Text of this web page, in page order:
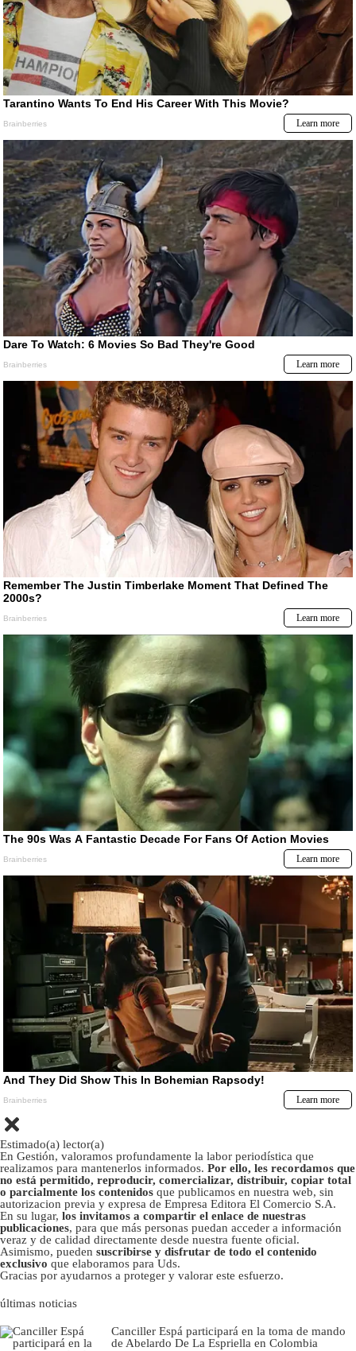
Estimado(a) lector(a)
En Gestión, valoramos profundamente la labor periodística que
realizamos para mantenerlos informados. Por ello, les recordamos que
no está permitido, reproducir, comercializar, distribuir, copiar total
o parcialmente los contenidos que publicamos en nuestra web, sin
autorizacion previa y expresa de Empresa Editora El Comercio S.A.
En su lugar, los invitamos a compartir el enlace de nuestras
publicaciones, para que más personas puedan acceder a información
veraz y de calidad directamente desde nuestra fuente oficial.
Asimismo, pueden suscribirse y disfrutar de todo el contenido
exclusivo que elaboramos para Uds.
Gracias por ayudarnos a proteger y valorar este esfuerzo.
últimas noticias
Canciller Espá participará en la toma de mando
de Abelardo De La Espriella en Colombia